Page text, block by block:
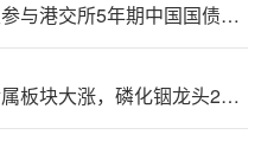
中外资巨头积极参与港交所5年期中国国债期货交易
揭秘涨停丨小金属板块大涨，磷化铟龙头2连板